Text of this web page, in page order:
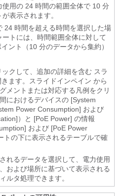
使用の 24 時間の範囲全体で 10 分
表示されます。
24 時間を超える時間を選択した場
トには、時間範囲全体に対して
ント（10 分のデータから集約）
クして、追加の詳細を含む スラ
ます。 スライドインペイン から
メントまたは対応する凡例をクリ
におけるデバイスの [System
Power Consumption] および
）と [PoE Power] の情報
および [PoE Power
トの下に表示されるテーブルで確
れるデータを選択して、電力使用
および場所に基づいて表示される
ルタ処理できます。